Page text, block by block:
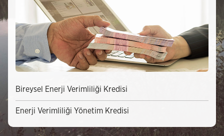
Bireysel Enerji Verimliliği Kredisi
Enerji Verimliliği Yönetim Kredisi